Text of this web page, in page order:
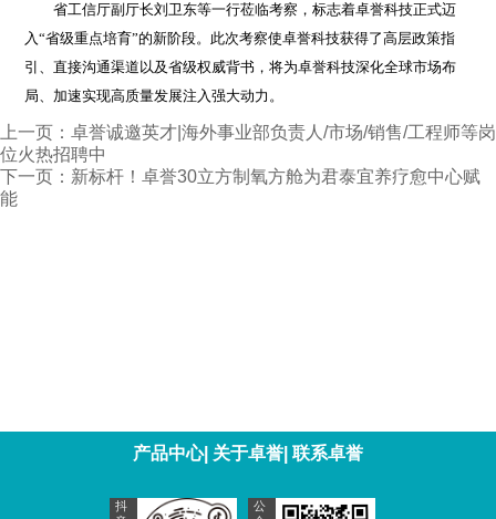
省工信厅副厅长刘卫东等一行莅临考察，标志着卓誉科技正式迈
入“省级重点培育”的新阶段。此次考察使卓誉科技获得了高层政策指
引、直接沟通渠道以及省级权威背书，将为卓誉科技深化全球市场布
局、加速实现高质量发展注入强大动力。
上一页： 卓誉诚邀英才|海外事业部负责人/市场/销售/工程师等岗
位火热招聘中
下一页： 新标杆！卓誉30立方制氧方舱为君泰宜养疗愈中心赋
能
产品中心| 关于卓誉 联系卓誉
抖
公